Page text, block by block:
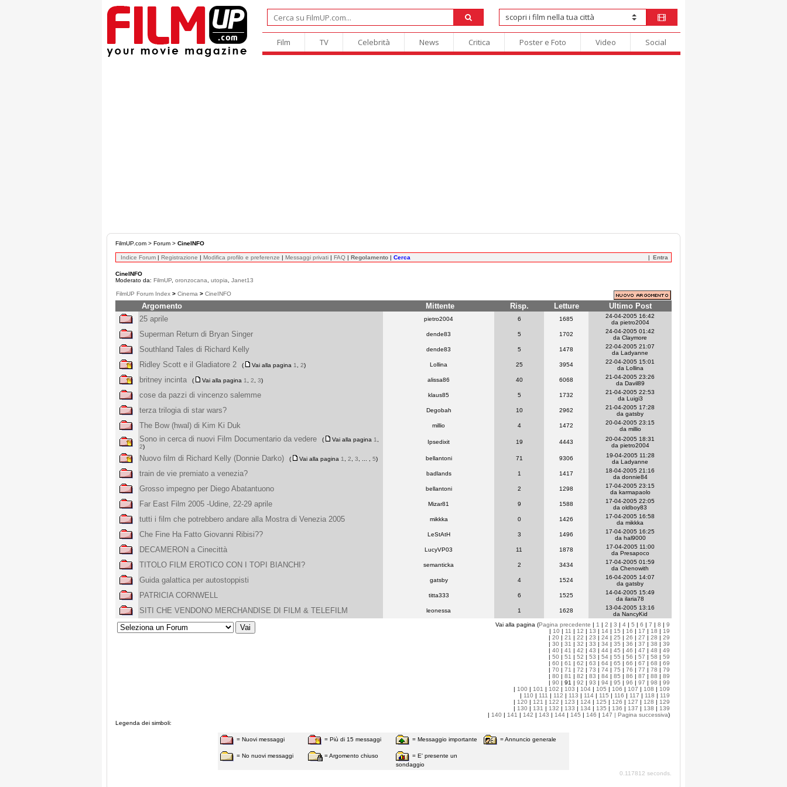
Film TV Celebrità News Critica Poster e Foto Video Social
FilmUP.com > Forum > CineINFO
Indice Forum | Registrazione | Modifica profilo e preferenze | Messaggi privati | FAQ | Regolamento | Cerca Entra
CineINFO
Moderato da: FilmUP oronzocana utopia Janet13
FilmUP Forum Index > Cinema > CineINFO
Argomento Mittente Risp. Letture
Ultimo Post
25 aprile
pietro2004 6 1685
24-04-2005 16:42
da pietro2004
Superman Return di Bryan Singer dende83 5 1702
24-04-2005 01:42
da Claymore
Southland Tales di Richard Kelly dende83 5 1478
22-04-2005 21:07
da Ladyanne
Ridley Scott e il Gladiatore 2 ( Vai alla pagina 1 2) Lollina 25 3954
22-04-2005 15:01
da Lollina
britney incinta ( Vai alla pagina 1 2 3) alissa86 40 6068
21-04-2005 23:26
da Davil89
cose da pazzi di vincenzo salemme klaus85 5 1732
21-04-2005 22:53
da Luigi3
terza trilogia di star wars? Degobah 10 2962
21-04-2005 17:28
da gatsby
The Bow (hwal) di Kim Ki Duk millio 4 1472
20-04-2005 23:15
da millio
Sono in cerca di nuovi Film Documentario da vedere ( Vai alla pagina 1
2)
Ipsedixit 19 4443
20-04-2005 18:31
da pietro2004
Nuovo film di Richard Kelly (Donnie Darko) ( Vai alla pagina 1 2 3 5) bellantoni 71 9306
19-04-2005 11:28
da Ladyanne
train de vie premiato a venezia? badlands 1 1417
18-04-2005 21:16
da donnie84
Grosso impegno per Diego Abatantuono bellantoni 2 1298
17-04-2005 23:15
da karmapaolo
Far East Film 2005 -Udine, 22-29 aprile Mizar81 9 1588
17-04-2005 22:05
da oldboy83
tutti i film che potrebbero andare alla Mostra di Venezia 2005 mikkka 0 1426
17-04-2005 16:58
da mikkka
Che Fine Ha Fatto Giovanni Ribisi?? LeStAtH 3 1496
17-04-2005 16:25
da hal9000
DECAMERON a Cinecittà LucyVP03 11 1878
17-04-2005 11:00
da Presapoco
TITOLO FILM EROTICO CON I TOPI BIANCHI? semanticka 2 3434
17-04-2005 01:59
da Chenowith
Guida galattica per autostoppisti gatsby 4 1524
16-04-2005 14:07
da gatsby
PATRICIA CORNWELL titta333 6 1525
14-04-2005 15:49
da ilaria78
SITI CHE VENDONO MERCHANDISE DI FILM & TELEFILM leonessa 1 1628
13-04-2005 13:16
da NancyKid
Vai alla pagina (Pagina precedente | 1 | 2 | 3 | 4 | 5 | 6 | 7 | 8 | 9
| 10 | 11 | 12 | 13 | 14 | 15 | 16 | 17 | 18 | 19
| 20 | 21 | 22 | 23 | 24 | 25 | 26 | 27 | 28 | 29
| 30 | 31 | 32 | 33 | 34 | 35 | 36 | 37 | 38 | 39
| 40 | 41 | 42 | 43 | 44 | 45 | 46 | 47 | 48 | 49
| 50 | 51 | 52 | 53 | 54 | 55 | 56 | 57 | 58 | 59
| 60 | 61 | 62 | 63 | 64 | 65 | 66 | 67 | 68 | 69
| 70 | 71 | 72 | 73 | 74 | 75 | 76 | 77 | 78 | 79
| 80 | 81 | 82 | 83 | 84 | 85 | 86 | 87 | 88 | 89
| 90 | 91 | 92 | 93 | 94 | 95 | 96 | 97 | 98 | 99
| 100 | 101 | 102 | 103 | 104 | 105 | 106 | 107 | 108 | 109
| 110 | 111 | 112 | 113 | 114 | 115 | 116 | 117 | 118 | 119
| 120 | 121 | 122 | 123 | 124 | 125 | 126 | 127 | 128 | 129
| 130 | 131 | 132 | 133 | 134 | 135 | 136 | 137 | 138 | 139
| 140 | 141 | 142 | 143 | 144 | 145 | 146 | 147 | Pagina successiva)
Legenda dei simboli:
= Nuovi messaggi
= No nuovi messaggi
= Più di 15 messaggi
= Argomento chiuso
= Messaggio importante
= E' presente un
sondaggio
= Annuncio generale
0.117812 seconds.